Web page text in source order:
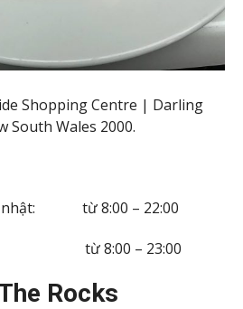
Shopping Centre | Darling
South Wales 2000.
nhật: từ 8:00 – 22:00
từ 8:00 – 23:00
Rocks